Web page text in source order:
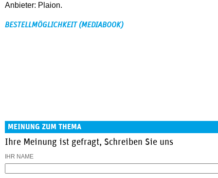
Anbieter: Plaion.
BESTELLMÖGLICHKEIT (MEDIABOOK)
MEINUNG ZUM THEMA
Ihre Meinung ist gefragt, Schreiben Sie uns
IHR NAME